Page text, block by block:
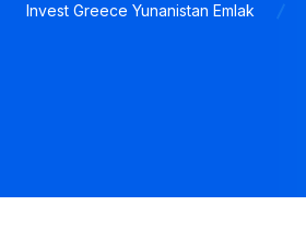
Invest Greece Yunanistan Emlak